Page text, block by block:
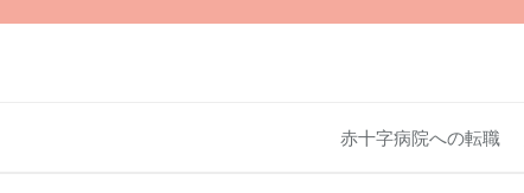
赤十字病院への転職